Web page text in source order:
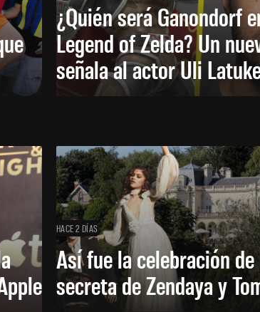
¿Quién será Ganondorf
Legend of Zelda? Un
señala al actor Uli
HACE 2 DÍAS
Así fue la celebración de
secreta de Zendaya y